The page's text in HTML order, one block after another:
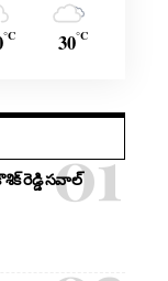
°C 30°C
రెడ్డి సవాల్